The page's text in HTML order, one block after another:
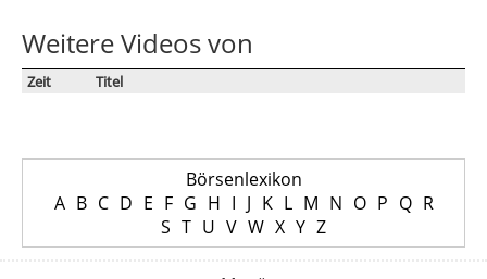
Weitere Videos von
Zeit Titel
Börsenlexikon
A B C D E F G H I J K L M N O P Q R
S T U V W X Y Z